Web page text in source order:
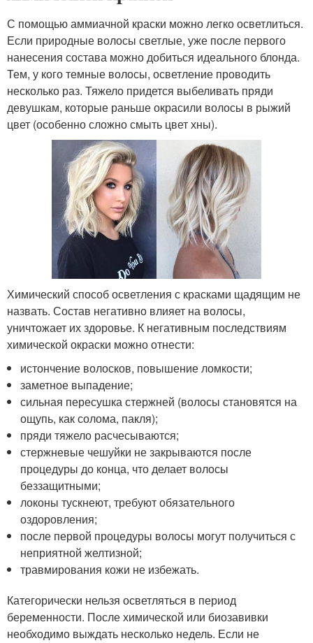
С помощью аммиачной краски можно легко осветлиться.
Если природные волосы светлые, уже после первого
нанесения состава можно добиться идеального блонда.
Тем, у кого темные волосы, осветление проводить
несколько раз. Тяжело придется выбеливать пряди
девушкам, которые раньше окрасили волосы в рыжий
цвет (особенно сложно смыть цвет хны).
Химический способ осветления с красками щадящим не
назвать. Состав негативно влияет на волосы,
уничтожает их здоровье. К негативным последствиям
химической окраски можно отнести:
истончение волосков, повышение ломкости;
заметное выпадение;
сильная пересушка стержней (волосы становятся на
ощупь, как солома, пакля);
пряди тяжело расчесываются;
стержневые чешуйки не закрываются после
процедуры до конца, что делает волосы
беззащитными;
локоны тускнеют, требуют обязательного
оздоровления;
после первой процедуры волосы могут получиться с
неприятной желтизной;
травмирования кожи не избежать.
Категорически нельзя осветляться в период
беременности. После химической или биозавивки
необходимо выждать несколько недель. Если не